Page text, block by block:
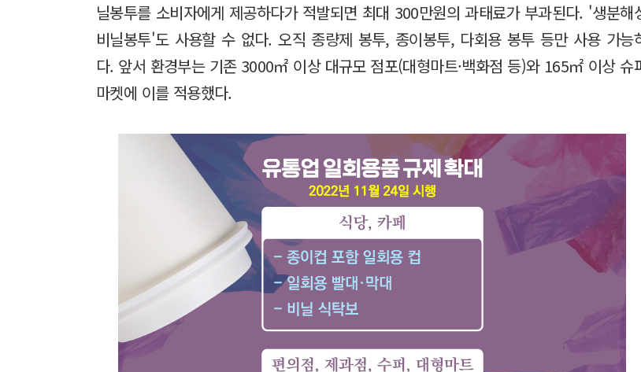
닐봉투를 소비자에게 제공하다가 적발되면 최대 300만원의 과태료가 부과된다. '생분해
비닐봉투'도 사용할 수 없다. 오직 종량제 봉투, 종이봉투, 다회용 봉투 등만 사용 가능
다. 앞서 환경부는 기존 3000㎡ 이상 대규모 점포(대형마트·백화점 등)와 165㎡ 이상 슈
마켓에 이를 적용했다.